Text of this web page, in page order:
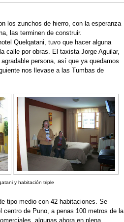
los zunchos de hierro, con la esperanza
las terminen de construir.
Quelqatani, tuvo que hacer alguna
calle por obras. El taxista Jorge Aguilar,
persona, así que ya quedamos
nos llevase a las Tumbas de
y habitación triple
tipo medio con 42 habitaciones. Se
centro de Puno, a penas 100 metros de la
algunas ahora en plena